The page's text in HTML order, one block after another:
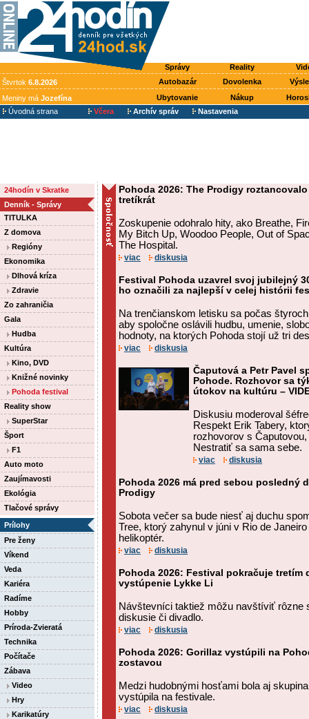
Správy Reality
Štvrtok 6.8.2026 Autobazár Dovolenka
Meniny má Jozefína Ubytovanie Nákup
Úvodná strana
Včera Archív správ Nastavenia
24hodín v Skratke
Denník - Správy
TITULKA
Z domova
Regióny
Ekonomika
Dlhová kríza
Zdravie
Zo zahraničia
Gala
Hudba
Kultúra
Kino, DVD
Knižné novinky
Pohoda festival
Reality show
SuperStar
Šport
F1
Auto moto
Zaujímavosti
Ekológia
Tlačové správy
Prílohy
Pre ženy
Víkend
Veda
Kariéra
Radíme
Hobby
Príroda-Zvieratá
Technika
Počítače
Zábava
Video
Hry
Karikatúry
Pohoda 2026: The Prodigy
tretíkrát
Zoskupenie odohralo hity, ako Breathe,
My Bitch Up, Woodoo People, Out of
The Hospital.
viac diskusia
Festival Pohoda uzavrel svoj jubilejný
ho označili za najlepší v celej histórii
Na trenčianskom letisku sa počas
aby spoločne oslávili hudbu, umenie,
hodnoty, na ktorých Pohoda stojí už tri
viac diskusia
Čaputová a Petr Pavel
Pohode. Rozhovor sa
útokov na kultúru –
Diskusiu moderoval
Respekt Erik Tabery,
rozhovorov s
Nestratiť sa sama sebe.
viac diskusia
Pohoda 2026 má pred sebou posledný
Prodigy
Sobota večer sa bude niesť aj duchu
Tree, ktorý zahynul v júni v Rio de
helikoptér.
viac diskusia
Pohoda 2026: Festival pokračuje tretím
vystúpenie Lykke Li
Návštevníci taktiež môžu navštíviť rôzne
diskusie či divadlo.
viac diskusia
Pohoda 2026: Gorillaz vystúpili na
zostavou
Medzi hudobnými hosťami bola aj
vystúpila na festivale.
viac diskusia